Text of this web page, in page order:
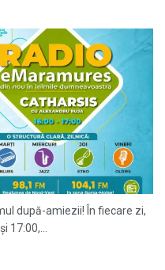
după-amiezii! În fiecare zi,
17:00,...